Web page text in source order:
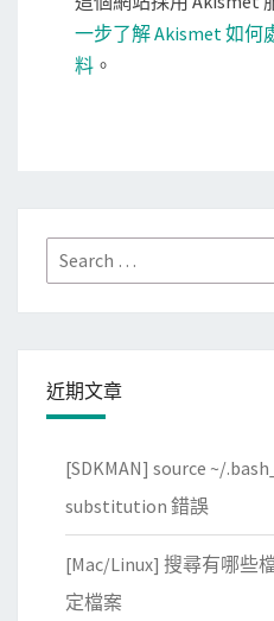
一步了解 Akismet 如何
料 。
Search
for:
近期文章
[SDKMAN] source ~/
substitution 錯誤
[Mac/Linux] 搜尋有哪些
定檔案